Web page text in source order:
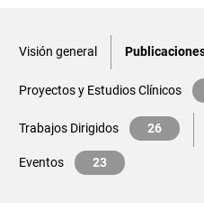
Visión general
Proyectos y Estudios Clínicos
Trabajos Dirigidos 26
Eventos 23